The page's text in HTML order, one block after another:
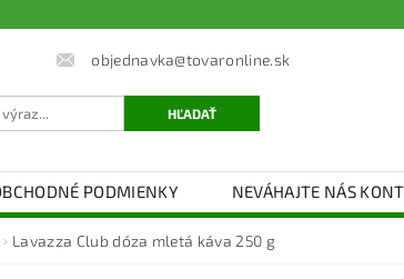
objednavka@tovaronline.sk
PODMIENKY NEVÁHAJTE NÁS
Lavazza Club dóza mletá káva 250 g